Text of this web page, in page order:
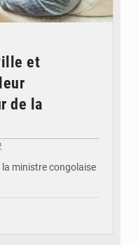
et
de la
la ministre congolaise